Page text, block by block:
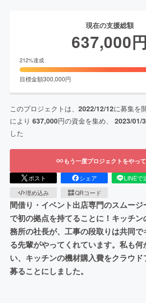
現在の支援総額
637,000円
212%達成
目標金額300,000円
このプロジェクトは、 2022/12/12に募集を
により 637,000円の資金を集め、 2023/01/
した
もう一度プロジェクトをやっ
ポスト シェア LINEで
埋め込み
QRコード
間借り・イベント出店専門のスムー
で初の拠点を持てることに！キッチ
務所の社長が、工事の段取りは共同
る先輩がやってくれています。私も
い、キッチンの機材購入費をクラウ
募ることにしました。